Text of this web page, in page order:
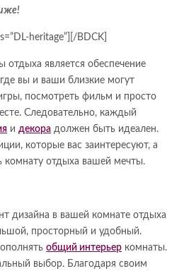
heritage”][/BDCK]
отдыха является обеспечение
вы и ваши близкие могут
посмотреть фильм и просто
Следовательно, каждый
и декора должен быть идеален.
которые вас заинтересуют, а
комнату отдыха вашей мечты.
дизайна в вашей комнате отдыха
просторный и удобный.
общий интерьер комнаты.
выбор. Благодаря своим